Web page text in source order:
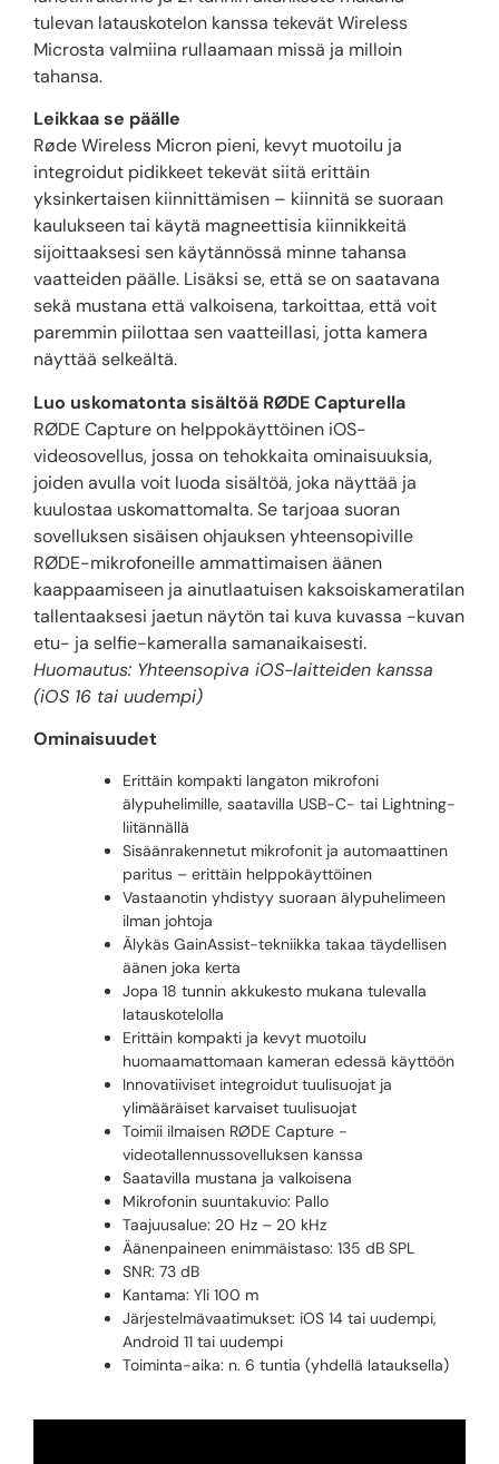
tulevan latauskotelon kanssa tekevät Wireless
Microsta valmiina rullaamaan missä ja milloin
tahansa.
Leikkaa se päälle
Røde Wireless Micron pieni, kevyt muotoilu ja
integroidut pidikkeet tekevät siitä erittäin
yksinkertaisen kiinnittämisen – kiinnitä se suoraan
kaulukseen tai käytä magneettisia kiinnikkeitä
sijoittaaksesi sen käytännössä minne tahansa
vaatteiden päälle. Lisäksi se, että se on saatavana
sekä mustana että valkoisena, tarkoittaa, että voit
paremmin piilottaa sen vaatteillasi, jotta kamera
näyttää selkeältä.
Luo uskomatonta sisältöä RØDE Capturella
RØDE Capture on helppokäyttöinen iOS-
videosovellus, jossa on tehokkaita ominaisuuksia,
joiden avulla voit luoda sisältöä, joka näyttää ja
kuulostaa uskomattomalta. Se tarjoaa suoran
sovelluksen sisäisen ohjauksen yhteensopiville
RØDE-mikrofoneille ammattimaisen äänen
kaappaamiseen ja ainutlaatuisen kaksoiskameratilan
tallentaaksesi jaetun näytön tai kuva kuvassa -kuvan
etu- ja selfie-kameralla samanaikaisesti.
Huomautus: Yhteensopiva iOS-laitteiden kanssa
(iOS 16 tai uudempi)
Ominaisuudet
Erittäin kompakti langaton mikrofoni
älypuhelimille, saatavilla USB-C- tai Lightning-
liitännällä
Sisäänrakennetut mikrofonit ja automaattinen
paritus – erittäin helppokäyttöinen
Vastaanotin yhdistyy suoraan älypuhelimeen
ilman johtoja
Älykäs GainAssist-tekniikka takaa täydellisen
äänen joka kerta
Jopa 18 tunnin akkukesto mukana tulevalla
latauskotelolla
Erittäin kompakti ja kevyt muotoilu
huomaamattomaan kameran edessä käyttöön
Innovatiiviset integroidut tuulisuojat ja
ylimääräiset karvaiset tuulisuojat
Toimii ilmaisen RØDE Capture -
videotallennussovelluksen kanssa
Saatavilla mustana ja valkoisena
Mikrofonin suuntakuvio: Pallo
Taajuusalue: 20 Hz – 20 kHz
Äänenpaineen enimmäistaso: 135 dB SPL
SNR: 73 dB
Kantama: Yli 100 m
Järjestelmävaatimukset: iOS 14 tai uudempi,
Android 11 tai uudempi
Toiminta-aika: n. 6 tuntia (yhdellä latauksella)